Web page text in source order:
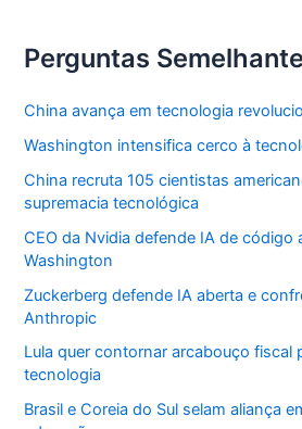
de
Estudo
Perguntas
China avança em tecnologia
Washington intensifica cerco à
China recruta 105 cientistas
supremacia tecnológica
CEO da Nvidia defende IA de código
Washington
Zuckerberg defende IA aberta e
Anthropic
Lula quer contornar arcabouço fiscal
tecnologia
Brasil e Coreia do Sul selam aliança